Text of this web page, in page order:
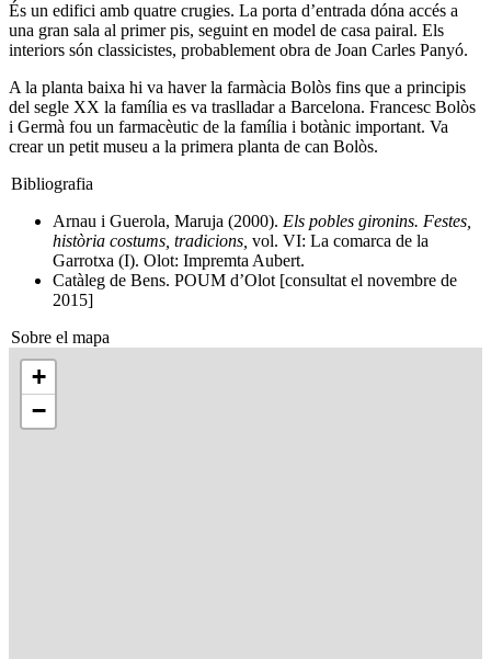
És un edifici amb quatre crugies. La porta d’entrada dóna accés a
una gran sala al primer pis, seguint en model de casa pairal. Els
interiors són classicistes, probablement obra de Joan Carles Panyó.
A la planta baixa hi va haver la farmàcia Bolòs fins que a principis
del segle XX la família es va traslladar a Barcelona. Francesc Bolòs
i Germà fou un farmacèutic de la família i botànic important. Va
crear un petit museu a la primera planta de can Bolòs.
Bibliografia
Arnau i Guerola, Maruja (2000). Els pobles gironins. Festes,
història costums, tradicions, vol. VI: La comarca de la
Garrotxa (I). Olot: Impremta Aubert.
Catàleg de Bens. POUM d’Olot [consultat el novembre de
2015]
Sobre el mapa
+
−